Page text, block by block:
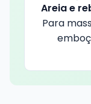
Areia e
Para